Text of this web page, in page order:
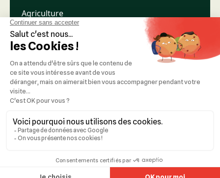
Agriculture
Élevage
Espaces verts
Nos réseaux
Mentions légales
Idealcoms